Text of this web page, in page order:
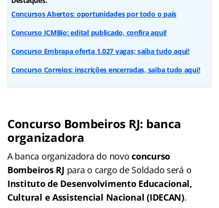
Concursos Abertos: oportunidades por todo o país
Concurso ICMBio: edital publicado, confira aqui!
Concurso Embrapa oferta 1.027 vagas; saiba tudo aqui!
Concurso Correios: inscrições encerradas, saiba tudo aqui!
Concurso Bombeiros RJ: banca
organizadora
A banca organizadora do novoconcurso
Bombeiros RJ para o cargo de Soldado será o
Instituto de Desenvolvimento Educacional,
Cultural e Assistencial Nacional (IDECAN).